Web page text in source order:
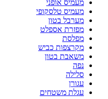
מעמיס אופני
מעמיס טלסקופי
מערבל בטון
מפזרת אספלט
מפלסת
מקרצפות כביש
משאבת בטון
נפה
סלילה
עגורן
עגלת משטחים